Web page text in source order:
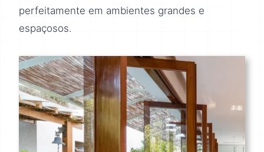
perfeitamente em ambientes grandes e
espaçosos.